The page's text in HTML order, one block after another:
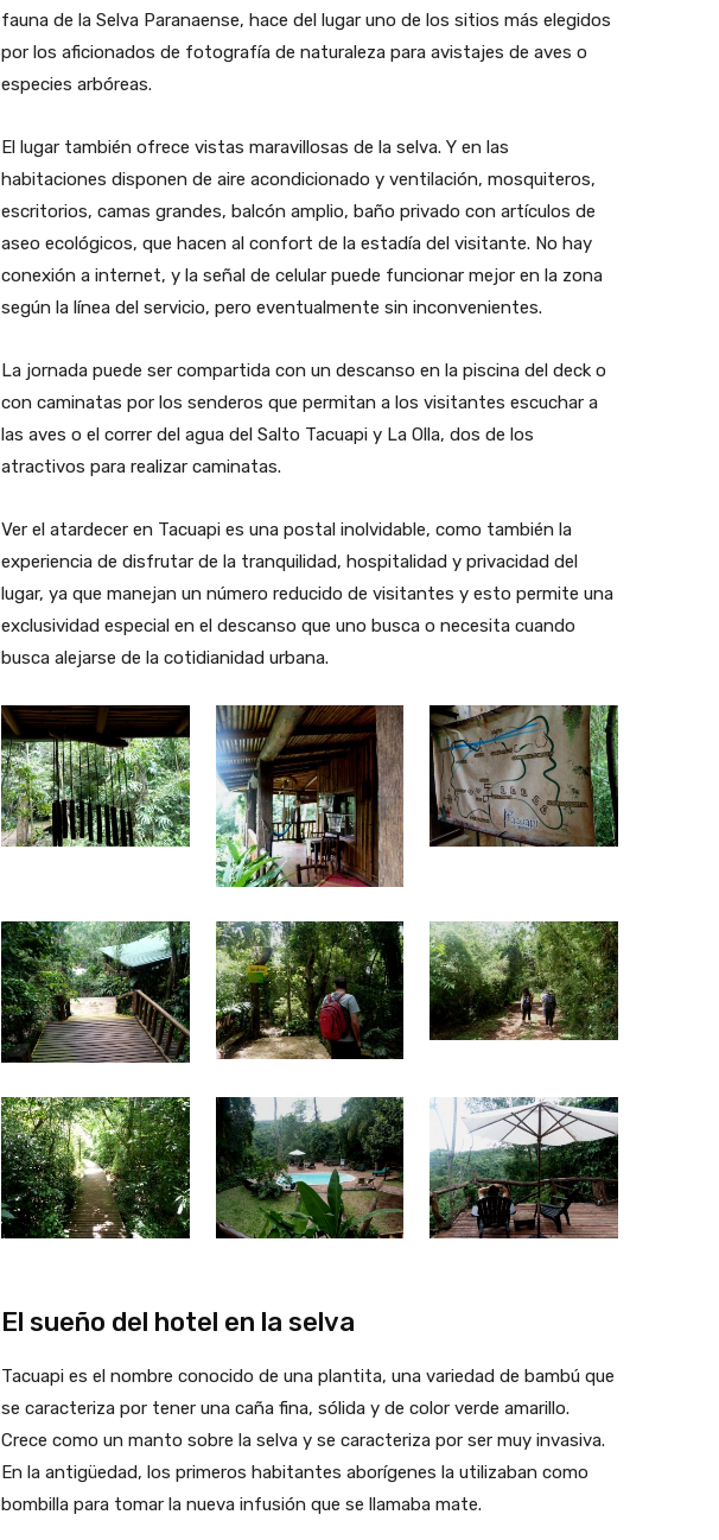
fauna de la Selva Paranaense, hace del lugar uno de los sitios más elegidos
por los aficionados de fotografía de naturaleza para avistajes de aves o
especies arbóreas.
El lugar también ofrece vistas maravillosas de la selva. Y en las
habitaciones disponen de aire acondicionado y ventilación, mosquiteros,
escritorios, camas grandes, balcón amplio, baño privado con artículos de
aseo ecológicos, que hacen al confort de la estadía del visitante. No hay
conexión a internet, y la señal de celular puede funcionar mejor en la zona
según la línea del servicio, pero eventualmente sin inconvenientes.
La jornada puede ser compartida con un descanso en la piscina del deck o
con caminatas por los senderos que permitan a los visitantes escuchar a
las aves o el correr del agua del Salto Tacuapi y La Olla, dos de los
atractivos para realizar caminatas.
Ver el atardecer en Tacuapi es una postal inolvidable, como también la
experiencia de disfrutar de la tranquilidad, hospitalidad y privacidad del
lugar, ya que manejan un número reducido de visitantes y esto permite una
exclusividad especial en el descanso que uno busca o necesita cuando
busca alejarse de la cotidianidad urbana.
El sueño del hotel en la selva
Tacuapi es el nombre conocido de una plantita, una variedad de bambú que
se caracteriza por tener una caña fina, sólida y de color verde amarillo.
Crece como un manto sobre la selva y se caracteriza por ser muy invasiva.
En la antigüedad, los primeros habitantes aborígenes la utilizaban como
bombilla para tomar la nueva infusión que se llamaba mate.